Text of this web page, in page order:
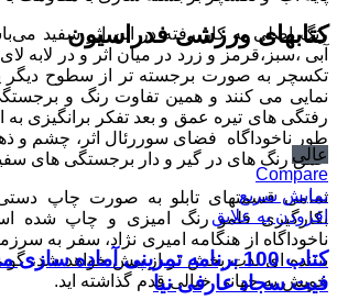
رنگ اصلی به کار رفته در این اثر سفید
آبی ،سبز،قرمز و زرد در میان اثر و در لابه
تکسچر به صورت برجسته تر از سطوح دیگر
نمایی می کنند و همین تفاوت رنگ و
رفتگی های تیره عمق و بعد تفکر برانگیزی
طور ناخوداگاه فضای سوررئال اثر، چشم و
عمق رنگ های در گیر و دار برجستگی های
تمامی قسمتهای تابلو به صورت چاپ
بکارگیری قلمو رنگ امیزی و چاپ شده
ناخوداگاه از هنگامه امیری نژاد، سفر به
بیننده ای لذت بخش تر از پیش خواهد شد،
خویش به جهانی خیالی قدم گذاشته اید.
کتابهای ورزشی فدراسیون
عالی
Compare
نمایش سریع
افزودن به علایق
کتاب 100 برنامه تمرینی آماده
فیت سجاد عارفی نیا